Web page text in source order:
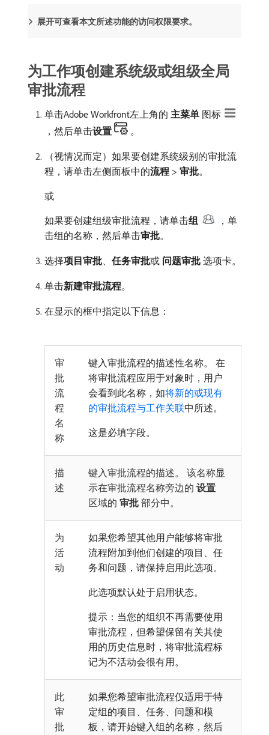
展开可查看本文所述功能的访问权限要求。
为工作项创建系统级或组级全局
审批流程
单击Adobe Workfront左上角的​ 主菜单 ​图标
，然后单击​设置 。
（视情况而定）如果要创建系统级别的审批流
程，请单击左侧面板中的​流程 > 审批。
或
如果要创建组级审批流程，请单击​组
，单
击组的名称，然后单击​审批。
选择​项目审批、 任务审批​或​ 问题审批 ​选项卡。
单击​新建审批流程。
在显示的框中指定以下信息：
审
批
流
程
名
称
键入审批流程的描述性名称。 在
将审批流程应用于对象时，用户
会看到此名称，如将新的或现有
的审批流程与工作关联中所述。
这是必填字段。
描
述
键入审批流程的描述。 该名称显
示在审批流程名称旁边的 设置
区域的 审批 部分中。
为
活
动
如果您希望其他用户能够将审批
流程附加到他们创建的项目、任
务和问题，请保持启用此选项。
此选项默认处于启用状态。
提示：当您的组织不再需要使用
审批流程，但希望保留有关其使
用的历史信息时，将审批流程标
记为不活动会很有用。
此
审
批
如果您希望审批流程仅适用于特
定组的项目、任务、问题和模
板，请开始键入组的名称，然后